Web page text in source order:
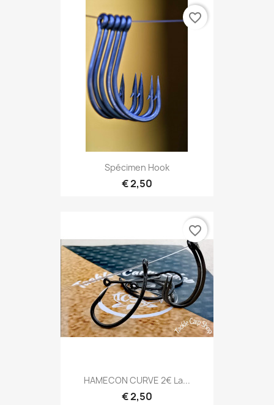
Spécimen Hook
€ 2,50
favorite_border
HAMECON CURVE 2€ La...
€ 2,50
favorite_border